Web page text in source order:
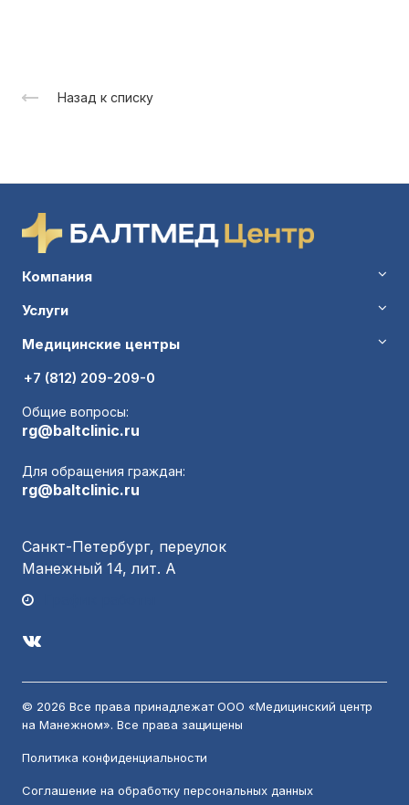
Назад к списку
Компания
Услуги
Медицинские центры
+7 (812) 209-209-0
Общие вопросы:
rg@baltclinic.ru
Для обращения граждан:
rg@baltclinic.ru
Санкт-Петербург, переулок
Манежный 14, лит. А
© 2026 Все права принадлежат ООО «Медицинский центр
на Манежном». Все права защищены
Политика конфиденциальности
Соглашение на обработку персональных данных